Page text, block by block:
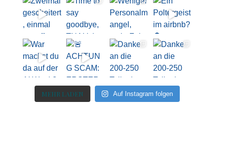
MEHR LADEN Auf Instagram folgen